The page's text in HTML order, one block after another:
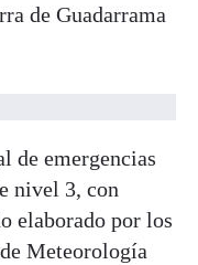
de Guadarrama
de emergencias
nivel 3, con
elaborado por los
Meteorología